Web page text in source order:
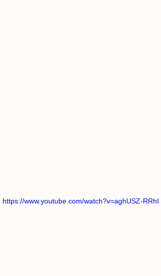
https://www.youtube.com/watch?v=aghUSZ-RRhI